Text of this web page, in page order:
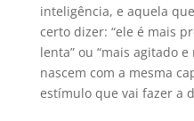
inteligência, e aquela
certo dizer: “ele é mais
lenta” ou “mais agitado
nascem com a mesma
estímulo que vai fazer a